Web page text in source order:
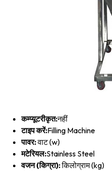
कम्प्यूटरीकृत:नहीं
टाइप करें:Filling Machine
पावर:वाट (w)
मटेरियल:Stainless Steel
वजन (किग्रा):किलोग्राम (kg)